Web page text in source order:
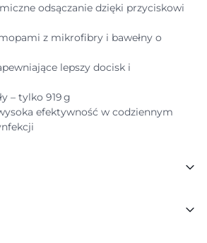
odsączanie dzięki przyciskowi
z mikrofibry i bawełny o
lepszy docisk i
– tylko 919 g
efektywność w codziennym